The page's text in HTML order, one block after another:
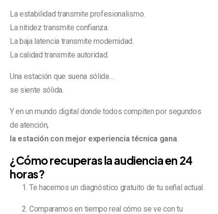
La estabilidad transmite profesionalismo.
La nitidez transmite confianza.
La baja latencia transmite modernidad.
La calidad transmite autoridad.
Una estación que suena sólida…
se siente sólida.
Y en un mundo digital donde todos compiten por segundos
de atención,
la estación con mejor experiencia técnica gana
¿Cómo recuperas la audiencia en 24
horas?
Te hacemos un diagnóstico gratuito de tu señal actual.
Comparamos en tiempo real cómo se ve con tu